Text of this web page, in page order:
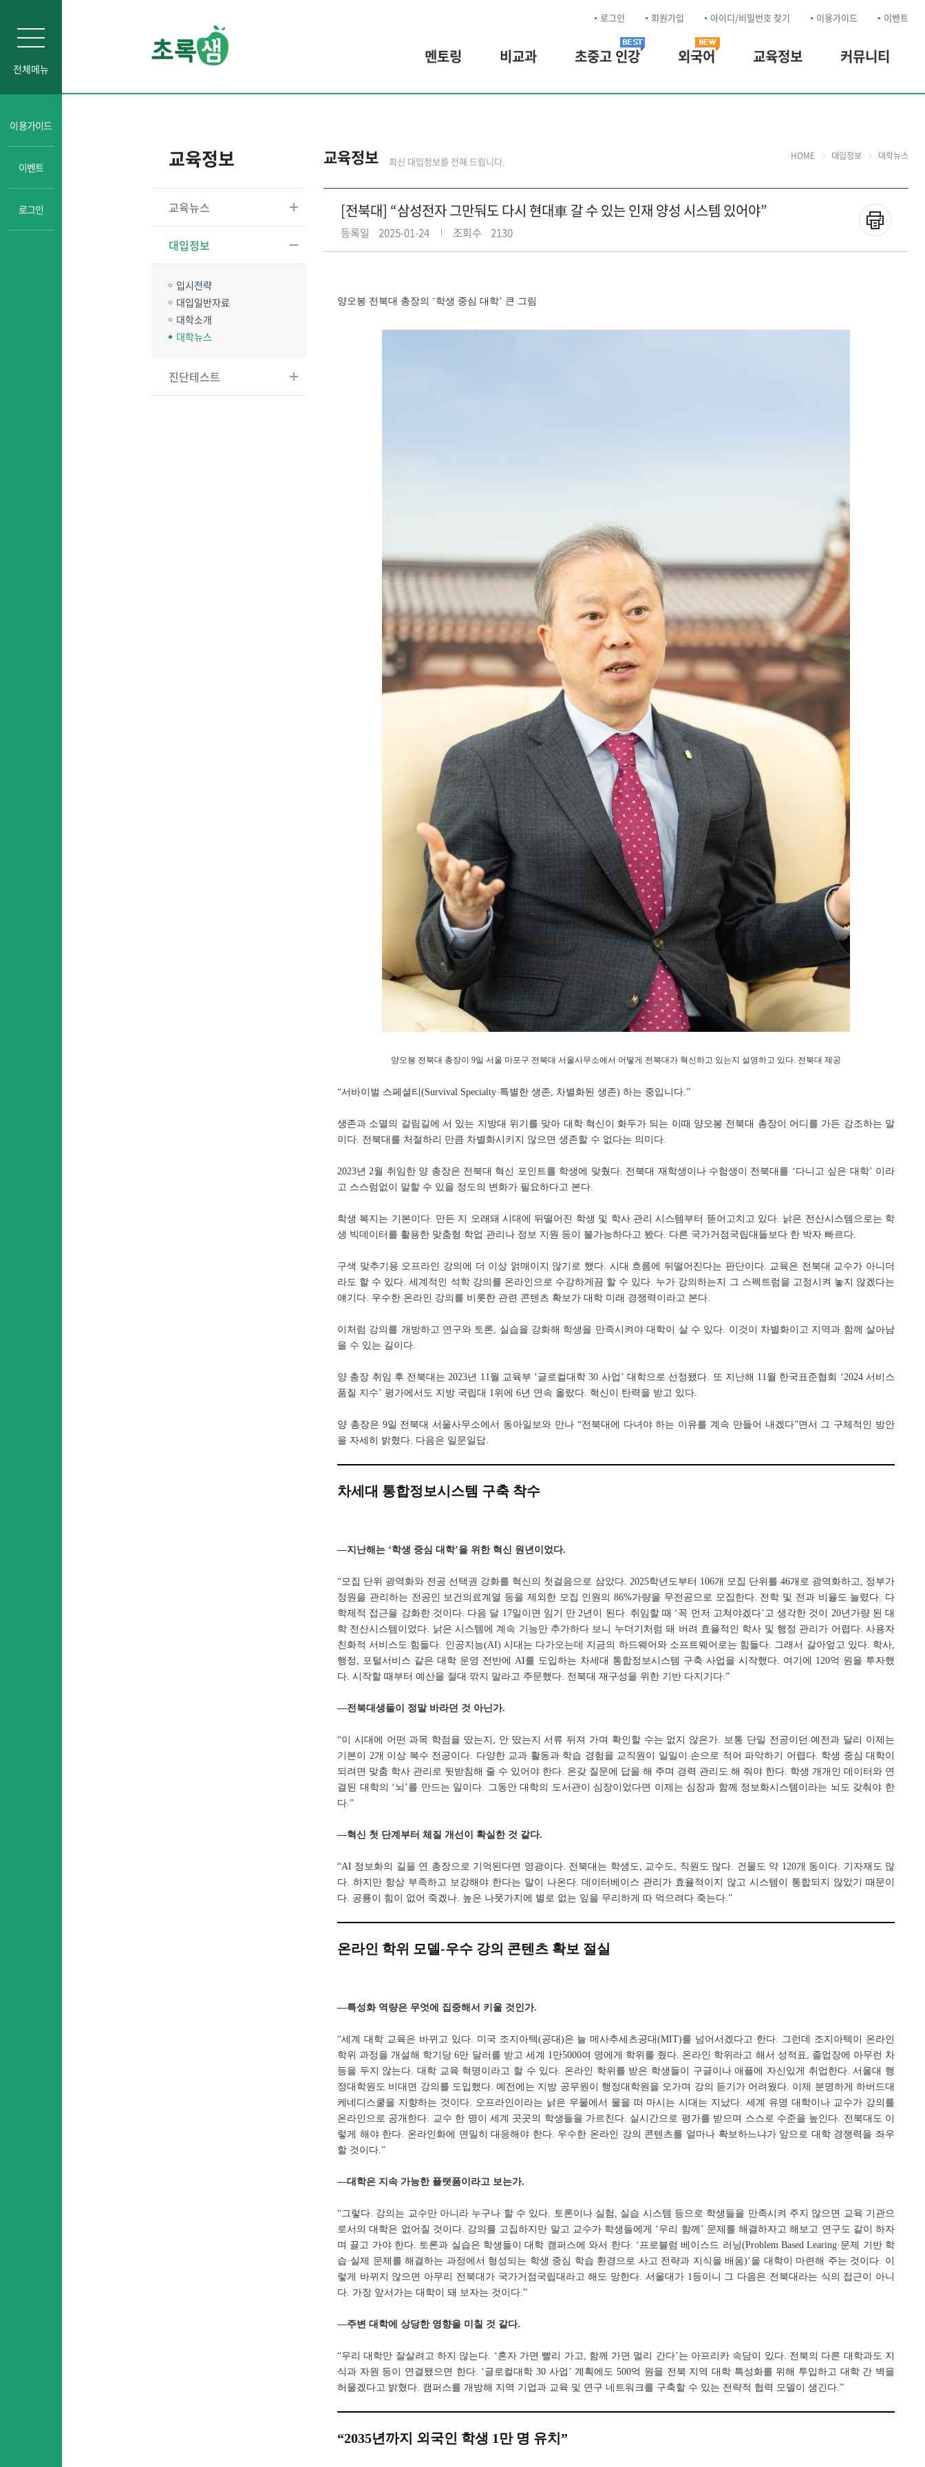
로그인 회원가입 아이디/비밀번호 찾기 이용가이드 이벤트
멘토링 비교과 초중고 인강 외국어 교육정보 커뮤니티
교육정보
교육뉴스
대입정보
입시전략
대입일반자료
대학소개
대학뉴스
진단테스트
HOME 대입정보 대학뉴스
교육정보 최신 대입정보를 전해 드립니다.
[전북대] “삼성전자 그만둬도 다시 현대車 갈 수 있는 인재 양성 시스템 있어야”
등록일 2025-01-24 조회수 2130
양오봉 전북대 총장의 ‘학생 중심 대학’ 큰 그림
양오봉 전북대 총장이 9일 서울 마포구 전북대 서울사무소에서 어떻게 전북대가 혁신하고 있는지 설명하고 있다. 전북대 제공
“서바이벌 스페셜티(Survival Specialty·특별한 생존, 차별화된 생존) 하는 중입니다.”
생존과 소멸의 갈림길에 서 있는 지방대 위기를 맞아 대학 혁신이 화두가 되는 이때 양오봉 전북대 총장이 어디를 가든 강조하는 말
이다. 전북대를 처절하리 만큼 차별화시키지 않으면 생존할 수 없다는 의미다.
2023년 2월 취임한 양 총장은 전북대 혁신 포인트를 학생에 맞췄다. 전북대 재학생이나 수험생이 전북대를 ‘다니고 싶은 대학’ 이라
고 스스럼없이 말할 수 있을 정도의 변화가 필요하다고 본다.
학생 복지는 기본이다. 만든 지 오래돼 시대에 뒤떨어진 학생 및 학사 관리 시스템부터 뜯어고치고 있다. 낡은 전산시스템으로는 학
생 빅데이터를 활용한 맞춤형 학업 관리나 정보 지원 등이 불가능하다고 봤다. 다른 국가거점국립대들보다 한 박자 빠르다.
구색 맞추기용 오프라인 강의에 더 이상 얽매이지 않기로 했다. 시대 흐름에 뒤떨어진다는 판단이다. 교육은 전북대 교수가 아니더
라도 할 수 있다. 세계적인 석학 강의를 온라인으로 수강하게끔 할 수 있다. 누가 강의하는지 그 스펙트럼을 고정시켜 놓지 않겠다는
얘기다. 우수한 온라인 강의를 비롯한 관련 콘텐츠 확보가 대학 미래 경쟁력이라고 본다.
이처럼 강의를 개방하고 연구와 토론, 실습을 강화해 학생을 만족시켜야 대학이 살 수 있다. 이것이 차별화이고 지역과 함께 살아남
을 수 있는 길이다.
양 총장 취임 후 전북대는 2023년 11월 교육부 ‘글로컬대학 30 사업’ 대학으로 선정됐다. 또 지난해 11월 한국표준협회 ‘2024 서비스
품질 지수’ 평가에서도 지방 국립대 1위에 6년 연속 올랐다. 혁신이 탄력을 받고 있다.
양 총장은 9일 전북대 서울사무소에서 동아일보와 만나 “전북대에 다녀야 하는 이유를 계속 만들어 내겠다”면서 그 구체적인 방안
을 자세히 밝혔다. 다음은 일문일답.
차세대 통합정보시스템 구축 착수
―지난해는 ‘학생 중심 대학’을 위한 혁신 원년이었다.
“모집 단위 광역화와 전공 선택권 강화를 혁신의 첫걸음으로 삼았다. 2025학년도부터 106개 모집 단위를 46개로 광역화하고, 정부가
정원을 관리하는 전공인 보건의료계열 등을 제외한 모집 인원의 86%가량을 무전공으로 모집한다. 전학 및 전과 비율도 늘렸다. 다
학제적 접근을 강화한 것이다. 다음 달 17일이면 임기 만 2년이 된다. 취임할 때 ‘꼭 먼저 고쳐야겠다’고 생각한 것이 20년가량 된 대
학 전산시스템이었다. 낡은 시스템에 계속 기능만 추가하다 보니 누더기처럼 돼 버려 효율적인 학사 및 행정 관리가 어렵다. 사용자
친화적 서비스도 힘들다. 인공지능(AI) 시대는 다가오는데 지금의 하드웨어와 소프트웨어로는 힘들다. 그래서 갈아엎고 있다. 학사,
행정, 포털서비스 같은 대학 운영 전반에 AI를 도입하는 차세대 통합정보시스템 구축 사업을 시작했다. 여기에 120억 원을 투자했
다. 시작할 때부터 예산을 절대 깎지 말라고 주문했다. 전북대 재구성을 위한 기반 다지기다.”
―전북대생들이 정말 바라던 것 아닌가.
“이 시대에 어떤 과목 학점을 땄는지, 안 땄는지 서류 뒤져 가며 확인할 수는 없지 않은가. 보통 단일 전공이던 예전과 달리 이제는
기본이 2개 이상 복수 전공이다. 다양한 교과 활동과 학습 경험을 교직원이 일일이 손으로 적어 파악하기 어렵다. 학생 중심 대학이
되려면 맞춤 학사 관리로 뒷받침해 줄 수 있어야 한다. 온갖 질문에 답을 해 주며 경력 관리도 해 줘야 한다. 학생 개개인 데이터와 연
결된 대학의 ‘뇌’를 만드는 일이다. 그동안 대학의 도서관이 심장이었다면 이제는 심장과 함께 정보화시스템이라는 뇌도 갖춰야 한
다.”
―혁신 첫 단계부터 체질 개선이 확실한 것 같다.
“AI 정보화의 길을 연 총장으로 기억된다면 영광이다. 전북대는 학생도, 교수도, 직원도 많다. 건물도 약 120개 동이다. 기자재도 많
다. 하지만 항상 부족하고 보강해야 한다는 말이 나온다. 데이터베이스 관리가 효율적이지 않고 시스템이 통합되지 않았기 때문이
다. 공룡이 힘이 없어 죽겠나. 높은 나뭇가지에 별로 없는 잎을 무리하게 따 먹으려다 죽는다.”
온라인 학위 모델-우수 강의 콘텐츠 확보 절실
―특성화 역량은 무엇에 집중해서 키울 것인가.
“세계 대학 교육은 바뀌고 있다. 미국 조지아텍(공대)은 늘 메사추세츠공대(MIT)를 넘어서겠다고 한다. 그런데 조지아텍이 온라인
학위 과정을 개설해 학기당 6만 달러를 받고 세계 1만5000여 명에게 학위를 줬다. 온라인 학위라고 해서 성적표, 졸업장에 아무런 차
등을 두지 않는다. 대학 교육 혁명이라고 할 수 있다. 온라인 학위를 받은 학생들이 구글이나 애플에 자신있게 취업한다. 서울대 행
정대학원도 비대면 강의를 도입했다. 예전에는 지방 공무원이 행정대학원을 오가며 강의 듣기가 어려웠다. 이제 분명하게 하버드대
케네디스쿨을 지향하는 것이다. 오프라인이라는 낡은 우물에서 물을 떠 마시는 시대는 지났다. 세계 유명 대학이나 교수가 강의를
온라인으로 공개한다. 교수 한 명이 세계 곳곳의 학생들을 가르친다. 실시간으로 평가를 받으며 스스로 수준을 높인다. 전북대도 이
렇게 해야 한다. 온라인화에 면밀히 대응해야 한다. 우수한 온라인 강의 콘텐츠를 얼마나 확보하느냐가 앞으로 대학 경쟁력을 좌우
할 것이다.”
―대학은 지속 가능한 플랫폼이라고 보는가.
“그렇다. 강의는 교수만 아니라 누구나 할 수 있다. 토론이나 실험, 실습 시스템 등으로 학생들을 만족시켜 주지 않으면 교육 기관으
로서의 대학은 없어질 것이다. 강의를 고집하지만 말고 교수가 학생들에게 ‘우리 함께’ 문제를 해결하자고 해보고 연구도 같이 하자
며 끌고 가야 한다. 토론과 실습은 학생들이 대학 캠퍼스에 와서 한다. ‘프로블럼 베이스드 러닝(Problem Based Learing·문제 기반 학
습·실제 문제를 해결하는 과정에서 형성되는 학생 중심 학습 환경으로 사고 전략과 지식을 배움)’을 대학이 마련해 주는 것이다. 이
렇게 바뀌지 않으면 아무리 전북대가 국가거점국립대라고 해도 망한다. 서울대가 1등이니 그 다음은 전북대라는 식의 접근이 아니
다. 가장 앞서가는 대학이 돼 보자는 것이다.”
―주변 대학에 상당한 영향을 미칠 것 같다.
“우리 대학만 잘살려고 하지 않는다. ‘혼자 가면 빨리 가고, 함께 가면 멀리 간다’는 아프리카 속담이 있다. 전북의 다른 대학과도 지
식과 자원 등이 연결됐으면 한다. ‘글로컬대학 30 사업’ 계획에도 500억 원을 전북 지역 대학 특성화를 위해 투입하고 대학 간 벽을
허물겠다고 밝혔다. 캠퍼스를 개방해 지역 기업과 교육 및 연구 네트워크를 구축할 수 있는 전략적 협력 모델이 생긴다.”
“2035년까지 외국인 학생 1만 명 유치”
전체메뉴
이용가이드
이벤트
로그인